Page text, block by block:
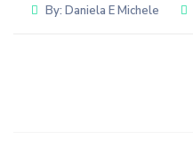
By: Daniela E Michele